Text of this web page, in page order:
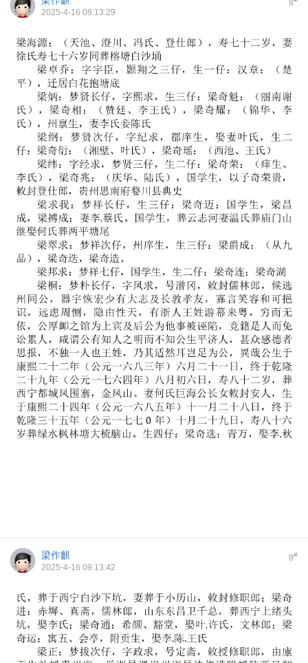
8
2025-4-16 09:13:29
9#
梁作麒
2025-4-16 09:13:42